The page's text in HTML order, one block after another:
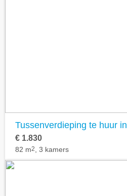
Tussenverdieping te huur
€ 1.830
82 m2 , 3 kamers